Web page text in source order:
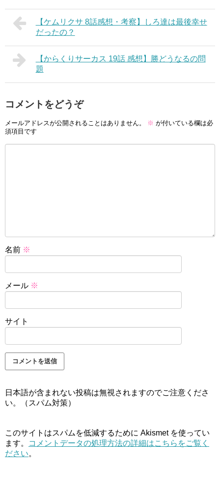
【ケムリクサ 8話感想・考察】しろ達は最後幸せ
だったの？
【からくりサーカス 19話 感想】勝どうなるの問
題
コメントをどうぞ
メールアドレスが公開されることはありません。 ※ が付いている欄は必
須項目です
名前 ※
メール ※
サイト
日本語が含まれない投稿は無視されますのでご注意くださ
い。（スパム対策）
このサイトはスパムを低減するために Akismet を使ってい
ます。
コメントデータの処理方法の詳細はこちらをご覧く
ださい。